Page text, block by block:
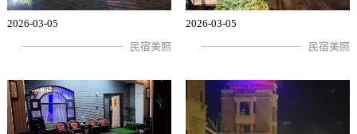
2026-03-05
民宿美照
2026-03-05
民宿美照